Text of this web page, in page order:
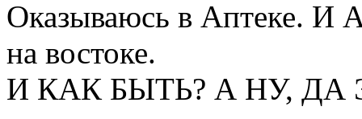
Оказываюсь в Аптеке. И
на востоке.
И КАК БЫТЬ? А НУ,